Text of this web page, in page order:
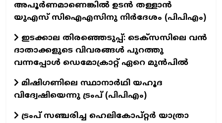
അപൂർണമാണെങ്കിൽ ഉടൻ തള്ളാൻ
യുഎസ് സിഐഎസിനു നിർദേശം (പിപിഎം)
ഇടക്കാല തിരഞ്ഞെടുപ്പ്: ടെക്സസിലെ വൻ
ദാതാക്കളുടെ വിവരങ്ങൾ പുറത്തു
വന്നപ്പോൾ ഡെമോക്രാറ്റ് ഏറെ മുൻപിൽ
മിഷിഗണിലെ സ്ഥാനാർഥി യഹൂദ
വിദ്വേഷിയെന്നു ട്രംപ് (പിപിഎം)
ട്രംപ് സഞ്ചരിച്ച ഹെലികോപ്റ്റർ യാത്രാ